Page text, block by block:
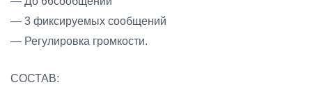
— 3 фиксируемых сообщений
— Регулировка громкости.
СОСТАВ: